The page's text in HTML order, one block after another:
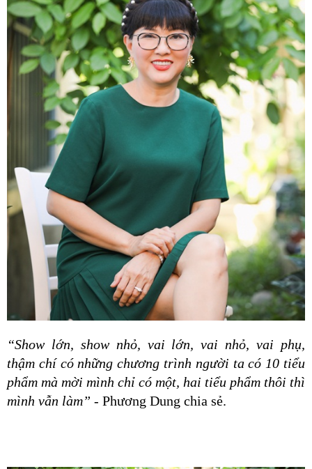
“Show lớn, show nhỏ, vai lớn, vai nhỏ, vai phụ,
thậm chí có những chương trình người ta có 10 tiểu
phẩm mà mời mình chỉ có một, hai tiểu phẩm thôi thì
mình vẫn làm” - Phương Dung chia sẻ.